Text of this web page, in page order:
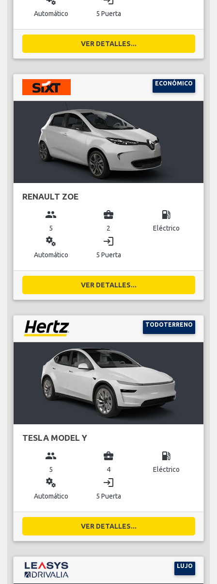
Automático 5 Puerta
VER DETALLES...
ECONÓMICO
RENAULT ZOE
group
5
business_center
2
local_gas_station
Eléctrico
miscellaneous_services
Automático
login
5 Puerta
VER DETALLES...
TODOTERRENO
TESLA MODEL Y
group
5
business_center
4
local_gas_station
Eléctrico
miscellaneous_services
Automático
login
5 Puerta
VER DETALLES...
LUJO